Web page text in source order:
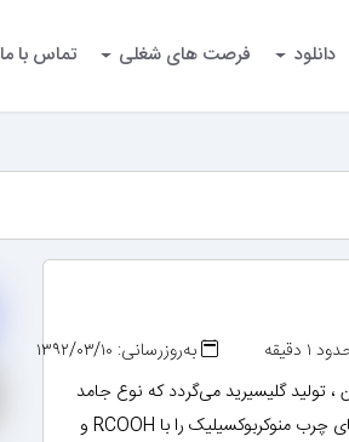
دانلود فرصت های شغلی تماس با ما
دقیقه
به‌روزرسانی: ۱۳۹۲/۰۳/۱۰
تولید گلیسیرید می‌گردد که نوع جامد
را چربی و مایع را روغن می‌نامند. فرمول کلی اسیدهای چرب منوکربوکسیلیک را با RCOOH و